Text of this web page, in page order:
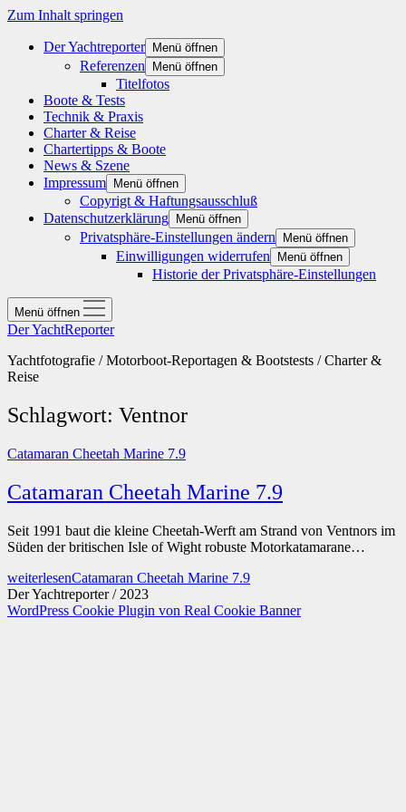
Zum Inhalt springen
Der Yachtreporter Menü öffnen
Referenzen Menü öffnen
Titelfotos
Boote & Tests
Technik & Praxis
Charter & Reise
Chartertipps & Boote
News & Szene
Impressum
Menü öffnen
Copyrigt & Haftungsausschluß
Datenschutzerklärung
Menü öffnen
Privatsphäre-Einstellungen ändern Menü öffnen
Einwilligungen widerrufen Menü öffnen
Historie der Privatsphäre-Einstellungen
Menü öffnen
Der YachtReporter
Yachtfotografie / Motorboot-Reportagen & Bootstests / Charter &
Reise
Schlagwort: Ventnor
Catamaran Cheetah Marine 7.9
Catamaran Cheetah Marine 7.9
Seit 1991 baut die kleine Cheetah-Werft am Strand von Ventnors im
Süden der britischen Isle of Wight robuste Motorkatamarane…
weiterlesenCatamaran Cheetah Marine 7.9
Der Yachtreporter / 2023
WordPress Cookie Plugin von Real Cookie Banner